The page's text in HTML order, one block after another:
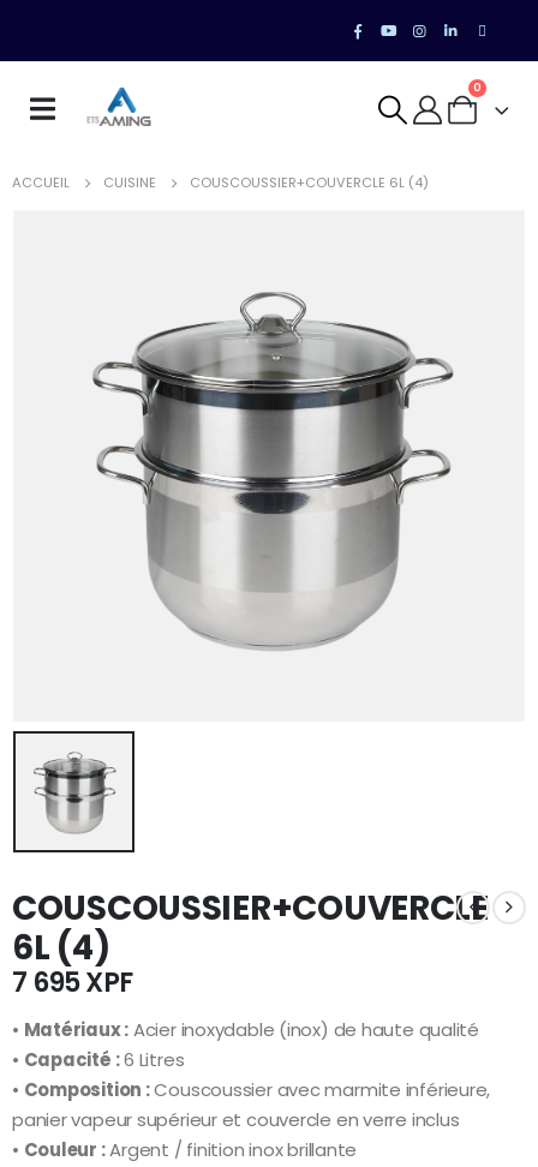
0
ACCUEIL CUISINE COUSCOUSSIER+COUVERCLE 6L (4)
COUSCOUSSIER+COUVERCLE
6L (4)
7 695XPF
• Matériaux :Acier inoxydable (inox) de haute qualité
• Capacité :6 Litres
• Composition :Couscoussier avec marmite inférieure,
panier vapeur supérieur et couvercle en verre inclus
• Couleur :Argent / finition inox brillante